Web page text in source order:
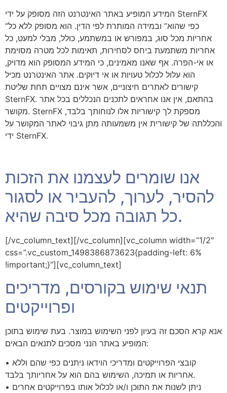
המידע המופיע באתר האינטרנט הזה מסופק על ידי SternFX
“כפי שהוא” ובמידה המותרת לפי הדין. הוא מסופק ללא כל
אחריות מכל סוג, במפורש או במשתמע, כולל, מבלי למעט, כל
אחריות משתמעת ביחס לסחירות, תאימות לכל מטרה מסוימת
או אי-הפרה. אף שאנו מאמינים, כי המידע המסופק הוא מדויק,
הוא עלול לכלול טעויות או אי דיוקים. אתר האינטרנט מכיל
קישורים לאתרים חיצוניים, אשר אינם מצויים תחת שליטת
SternFX. בהתאם, אין אנו אחראים לתכנים הנכללים בכל אתר
מקושר. SternFX מספקת לך קישוריות אלו לנוחותך בלבד,
והכללתה של קישורית אין משמעותה מתן גיבוי לאתר המקושר על
ידי SternFX.
אנו שומרים לעצמנו את הזכות
להסיר, לערוך, להעביר או לסגור
כל תגובה מכל סיבה שהיא.
[/vc_column_text][/vc_column][vc_column width=”1/2″
css=”.vc_custom_1498386873623{padding-left: 6%
!important;}”][vc_column_text]
תנאי שימוש בקורסים, מדריכים
ופרוייקטים
אנא קרא הסכם זה בעיון לפני השימוש במוצר. בעת שימוש בתוכן
המופיע באתר הנני מסכים לתנאים הבאים:
• קובצי הפרוייקטים ומדריכי הוידאו ניתנים כפי שהם וללא
אחריות או תמיכה, השימוש בהם הוא על אחריותך בלבד.
• ניתן לשנות את התוכן ו/או לכלול אותו בפרוייקטים אחרים